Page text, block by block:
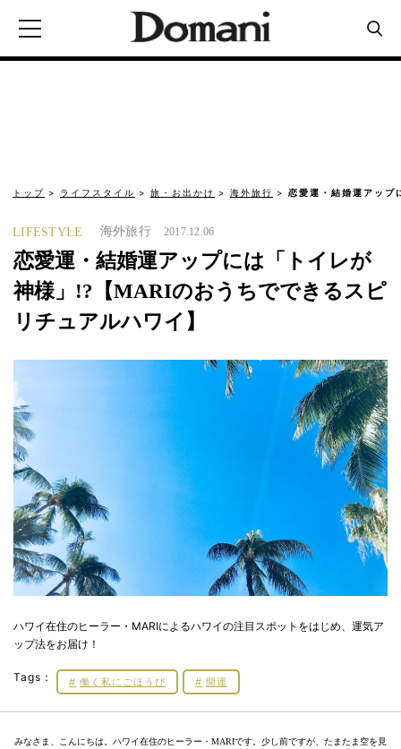
トップ ライフスタイル 旅・お出かけ 海外旅行 恋愛運・結婚運アッ
LIFESTYLE 海外旅行 2017.12.06
恋愛運・結婚運アップには「トイレが
神様」!?【MARIのおうちでできるスピ
リチュアルハワイ】
ハワイ在住のヒーラー・MARIによるハワイの注目スポットをはじめ、運気ア
ップ法をお届け！
Tags： 働く私にごほうび 開運
みなさま、こんにちは。ハワイ在住のヒーラー・MARIです。少し前ですが、たまたま空を見